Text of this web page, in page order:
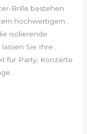
Brille bestehen
hochwertigem...
isolierende
Sie Ihre...
für Party, Konzerte